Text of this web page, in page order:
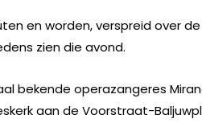
en worden, verspreid over
zien die avond.
bekende operazangeres
aan de Voorstraat-